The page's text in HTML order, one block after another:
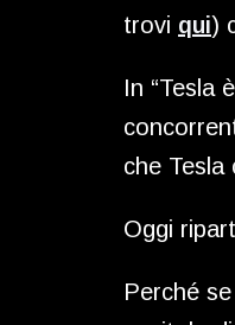
trovi qui)
In “Tesla
che
Oggi
Perché